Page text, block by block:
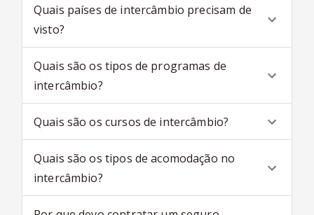
Quais países de intercâmbio precisam de
visto?
Quais são os tipos de programas de
intercâmbio?
Quais são os cursos de intercâmbio?
Quais são os tipos de acomodação no
intercâmbio?